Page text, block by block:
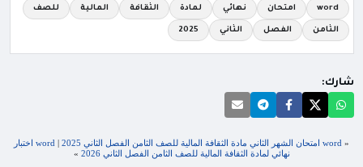
word امتحان نهائي لمادة الثقافة المالية للصف
الثامن الفصل الثاني 2025
شارك:
« word امتحان الشهر الثاني مادة الثقافة المالية للصف الثامن الفصل الثاني 2025 |
word اختبار
نهائي لمادة الثقافة المالية للصف الثامن الفصل الثاني 2026
»